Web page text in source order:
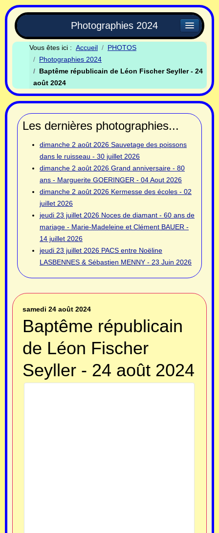
Photographies 2024
Vous êtes ici : Accueil
PHOTOS
Photographies 2024
Baptême républicain de Léon Fischer Seyller - 24
août 2024
Les dernières photographies...
dimanche 2 août 2026 Sauvetage des poissons
dans le ruisseau - 30 juillet 2026
dimanche 2 août 2026 Grand anniversaire - 80
ans - Marguerite GOERINGER - 04 Aout 2026
dimanche 2 août 2026 Kermesse des écoles - 02
juillet 2026
jeudi 23 juillet 2026 Noces de diamant - 60 ans de
mariage - Marie-Madeleine et Clément BAUER -
14 juillet 2026
jeudi 23 juillet 2026 PACS entre Noëline
LASBENNES & Sébastien MENNY - 23 Juin 2026
samedi 24 août 2024
Baptême républicain
de Léon Fischer
Seyller - 24 août 2024